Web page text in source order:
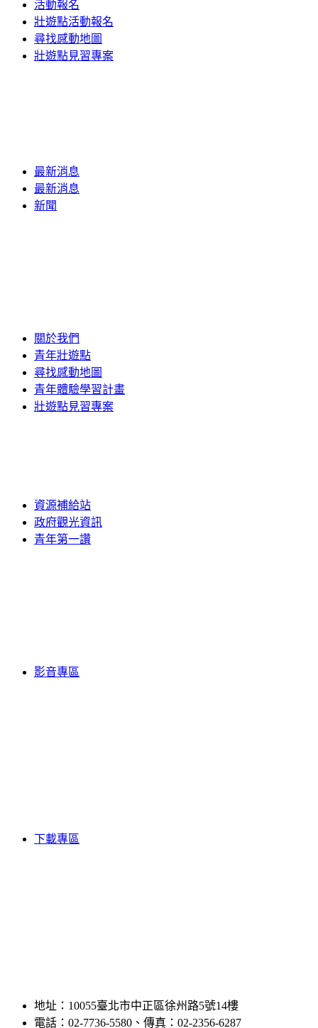
活動報名
壯遊點活動報名
尋找感動地圖
壯遊點見習專案
最新消息
最新消息
新聞
關於我們
青年壯遊點
尋找感動地圖
青年體驗學習計畫
壯遊點見習專案
資源補給站
政府觀光資訊
青年第一讚
影音專區
下載專區
地址：10055臺北市中正區徐州路5號14樓
電話：02-7736-5580、傳真：02-2356-6287